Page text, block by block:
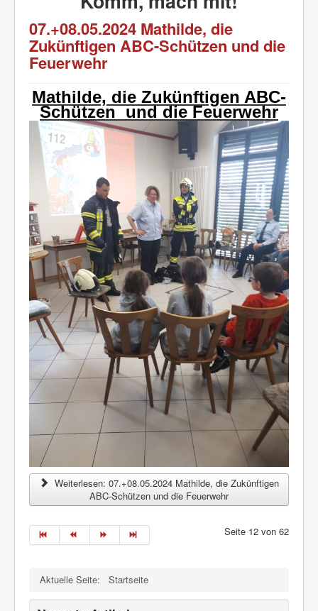
07.+08.05.2024 Mathilde, die
Zukünftigen ABC-Schützen und die
Feuerwehr
Mathilde, die Zukünftigen ABC-
Schützen und die Feuerwehr
Weiterlesen: 07.+08.05.2024 Mathilde, die Zukünftigen
ABC-Schützen und die Feuerwehr
Seite 12 von 62
Aktuelle Seite: Startseite